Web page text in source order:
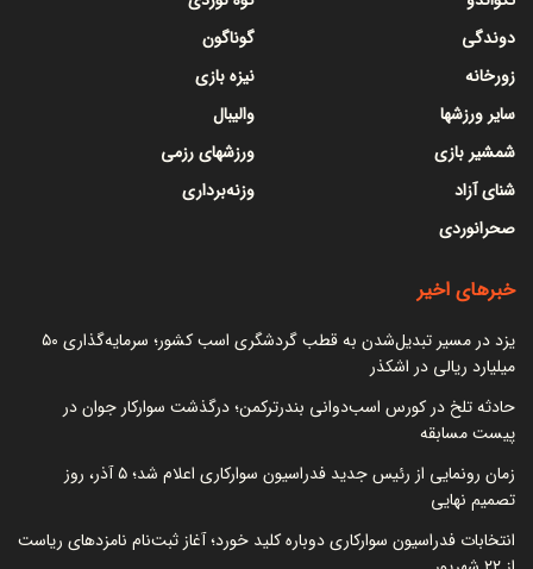
دوندگی
زورخانه
سایر ورزشها
شمشیر بازی
شنای آزاد
صحرانوردی
گوناگون
نیزه بازی
والیبال
ورزشهای رزمی
وزنه‌برداری
خبرهای اخیر
یزد در مسیر تبدیل‌شدن به قطب گردشگری اسب کشور؛ سرمایه‌گذاری ۵۰
میلیارد ریالی در اشکذر
حادثه تلخ در کورس اسب‌دوانی بندرترکمن؛ درگذشت سوارکار جوان در
پیست مسابقه
زمان رونمایی از رئیس جدید فدراسیون سوارکاری اعلام شد؛ ۵ آذر، روز
تصمیم نهایی
انتخابات فدراسیون سوارکاری دوباره کلید خورد؛ آغاز ثبت‌نام نامزدهای ریاست